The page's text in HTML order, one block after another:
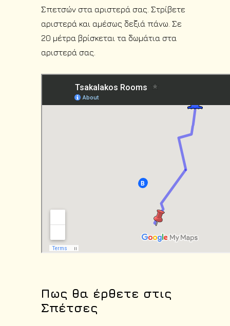
Σπετσών στα αριστερά σας. Στρίβετε
αριστερά και αμέσως δεξιά πάνω. Σε
20 μέτρα βρίσκεται τα δωμάτια στα
αριστερά σας.
Πως θα έρθετε στις
Σπέτσες